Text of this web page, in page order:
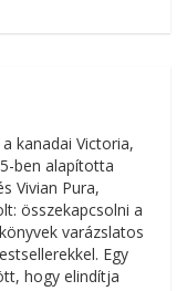
kanadai Victoria,
ben alapította
Vivian Pura,
összekapcsolni a
varázslatos
Egy
hogy elindítja